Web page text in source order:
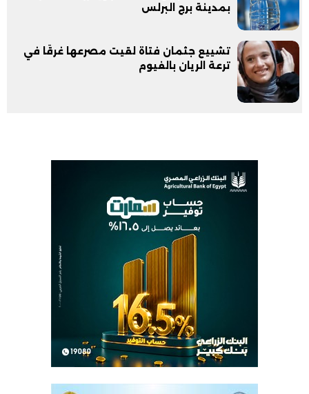
بمدينة برج البرلس
تشييع جثمان فتاة لقيت مصرعها غرقًا في
ترعة الريان بالفيوم